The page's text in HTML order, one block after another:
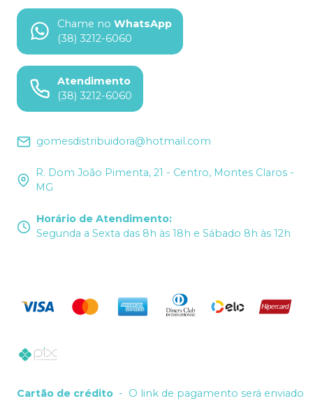
Chame no WhatsApp
(38) 3212-6060
Atendimento
(38) 3212-6060
gomesdistribuidora@hotmail.com
R. Dom João Pimenta, 21 - Centro, Montes Claros -
MG
Horário de Atendimento:
Segunda a Sexta das 8h às 18h e Sábado 8h às 12h
Cartão de crédito - O link de pagamento será enviado